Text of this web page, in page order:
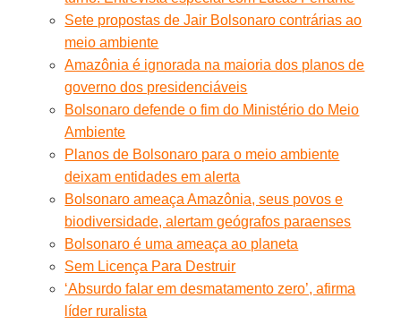
Sete propostas de Jair Bolsonaro contrárias ao
meio ambiente
Amazônia é ignorada na maioria dos planos de
governo dos presidenciáveis
Bolsonaro defende o fim do Ministério do Meio
Ambiente
Planos de Bolsonaro para o meio ambiente
deixam entidades em alerta
Bolsonaro ameaça Amazônia, seus povos e
biodiversidade, alertam geógrafos paraenses
Bolsonaro é uma ameaça ao planeta
Sem Licença Para Destruir
‘Absurdo falar em desmatamento zero’, afirma
líder ruralista